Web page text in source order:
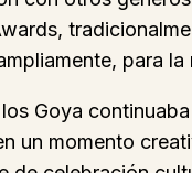
para la
Goya
un momento